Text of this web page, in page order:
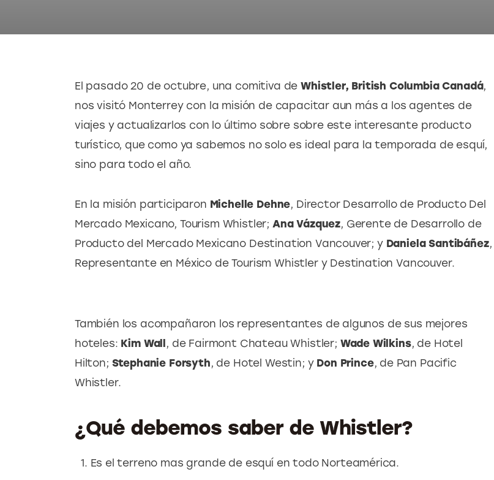
El pasado 20 de octubre, una comitiva de Whistler, British Columbia Canadá,
nos visitó Monterrey con la misión de capacitar aun más a los agentes de
viajes y actualizarlos con lo último sobre sobre este interesante producto
turístico, que como ya sabemos no solo es ideal para la temporada de esquí,
sino para todo el año.
En la misión participaron Michelle Dehne, Director Desarrollo de Producto Del
Mercado Mexicano, Tourism Whistler; Ana Vázquez, Gerente de Desarrollo de
Producto del Mercado Mexicano Destination Vancouver; y Daniela Santibáñez,
Representante en México de Tourism Whistler y Destination Vancouver.
También los acompañaron los representantes de algunos de sus mejores
hoteles: Kim Wall, de Fairmont Chateau Whistler; Wade Wilkins, de Hotel
Hilton; Stephanie Forsyth, de Hotel Westin; y Don Prince, de Pan Pacific
Whistler.
¿Qué debemos saber de Whistler?
Es el terreno mas grande de esquí en todo Norteamérica.